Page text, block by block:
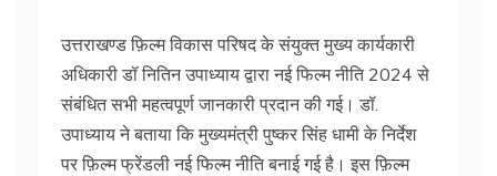
उत्तराखण्ड फ़िल्म विकास परिषद के संयुक्त मुख्य कार्यकारी
अधिकारी डॉ नितिन उपाध्याय द्वारा नई फिल्म नीति 2024 से
संबंधित सभी महत्वपूर्ण जानकारी प्रदान की गई। डॉ.
उपाध्याय ने बताया कि मुख्यमंत्री पुष्कर सिंह धामी के निर्देश
पर फ़िल्म फ्रेंडली नई फिल्म नीति बनाई गई है। इस फ़िल्म